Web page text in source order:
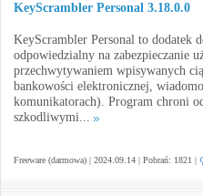
KeyScrambler Personal 3.18.0.0
KeyScrambler Personal to dodatek
odpowiedzialny na zabezpieczanie
przechwytywaniem wpisywanych
bankowości elektronicznej,
komunikatorach). Program chroni
szkodliwymi...
Freeware (darmowa) | 2024.09.14 | Pobrań: 1821 |